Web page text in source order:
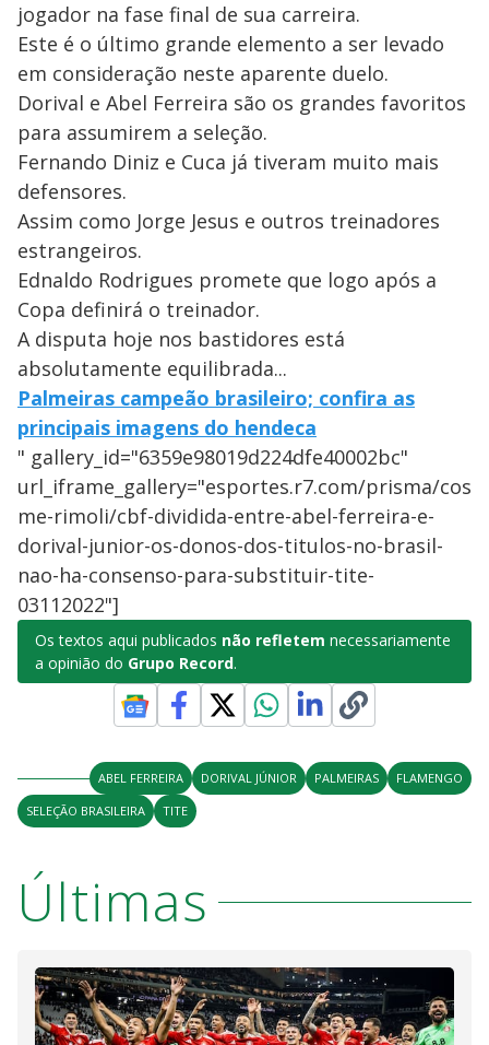
jogador na fase final de sua carreira.
Este é o último grande elemento a ser levado
em consideração neste aparente duelo.
Dorival e Abel Ferreira são os grandes favoritos
para assumirem a seleção.
Fernando Diniz e Cuca já tiveram muito mais
defensores.
Assim como Jorge Jesus e outros treinadores
estrangeiros.
Ednaldo Rodrigues promete que logo após a
Copa definirá o treinador.
A disputa hoje nos bastidores está
absolutamente equilibrada...
Palmeiras campeão brasileiro; confira as
principais imagens do hendeca
" gallery_id="6359e98019d224dfe40002bc"
url_iframe_gallery="esportes.r7.com/prisma/cos
me-rimoli/cbf-dividida-entre-abel-ferreira-e-
dorival-junior-os-donos-dos-titulos-no-brasil-
nao-ha-consenso-para-substituir-tite-
03112022"]
Os textos aqui publicados não refletem necessariamente
a opinião do Grupo Record.
ABEL FERREIRA DORIVAL JÚNIOR PALMEIRAS
FLAMENGO
SELEÇÃO BRASILEIRA
TITE
Últimas